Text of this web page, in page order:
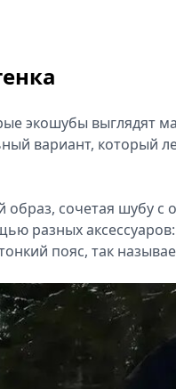
экошубы выглядят
вариант, который
сочетая шубу с
разных
пояс, так